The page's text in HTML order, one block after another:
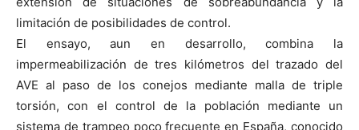
limitación de posibilidades de control.
El ensayo, aun en desarrollo, combina la
impermeabilización de tres kilómetros del trazado del
AVE al paso de los conejos mediante malla de triple
torsión, con el control de la población mediante un
sistema de trampeo poco frecuente en España, conocido